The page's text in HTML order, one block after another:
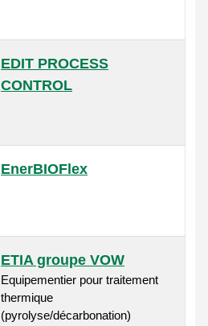
EDIT PROCESS
CONTROL
EnerBIOFlex
ETIA groupe VOW
Equipementier pour traitement
thermique
(pyrolyse/décarbonation)